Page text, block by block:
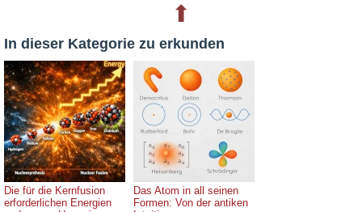
⬆
In dieser Kategorie zu erkunden
Die für die Kernfusion
erforderlichen Energien
Das Atom in all seinen
Formen: Von der antiken